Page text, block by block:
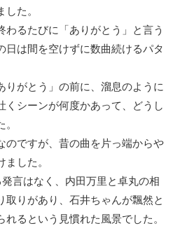
た。
わるたびに「ありがとう」と言う
日は間を空けずに数曲続けるパタ
りがとう」の前に、溜息のように
くシーンが何度かあって、どうし
のですが、昔の曲を片っ端からや
した。
言はなく、内田万里と卓丸の相
取りがあり、石井ちゃんが飄然と
れるという見慣れた風景でした。